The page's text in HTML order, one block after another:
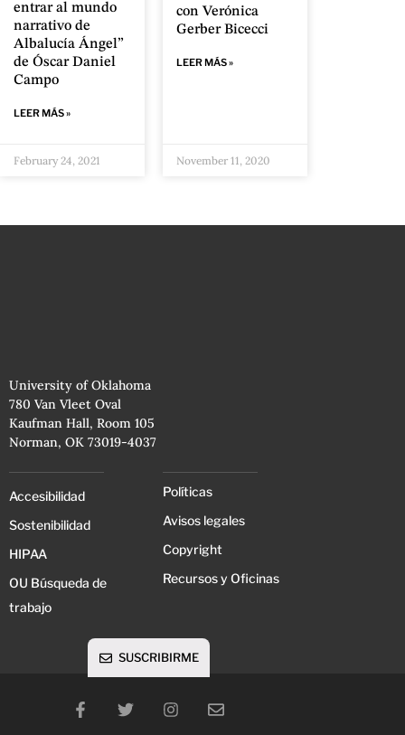
entrar al mundo
narrativo de
Albalucía Ángel”
de Óscar Daniel
Campo
LEER MÁS »
February 24, 2021
con Verónica
Gerber Bicecci
LEER MÁS »
November 11, 2020
University of Oklahoma
780 Van Vleet Oval
Kaufman Hall, Room 105
Norman, OK 73019-4037
Accesibilidad
Sostenibilidad
HIPAA
OU Búsqueda de
trabajo
Políticas
Avisos legales
Copyright
Recursos y Oficinas
SUSCRIBIRME